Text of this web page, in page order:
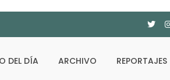
DEL DÍA ARCHIVO REPORTAJES